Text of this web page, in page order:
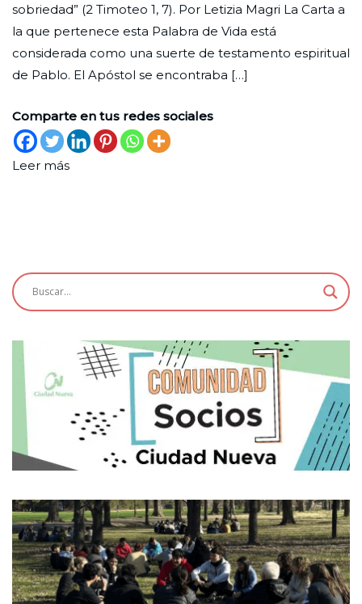
2022
prudencia
sobriedad” (2 Timoteo 1, 7). Por Letizia Magri La Carta a
la que pertenece esta Palabra de Vida está
considerada como una suerte de testamento espiritual
de Pablo. El Apóstol se encontraba […]
Comparte en tus redes sociales
Leer más